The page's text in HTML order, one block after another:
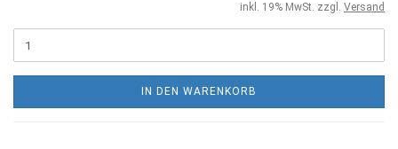
inkl. 19% MwSt. zzgl. Versand
IN DEN WARENKORB